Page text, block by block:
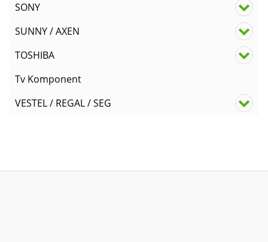
SONY
SUNNY / AXEN
TOSHIBA
Tv Komponent
VESTEL / REGAL / SEG